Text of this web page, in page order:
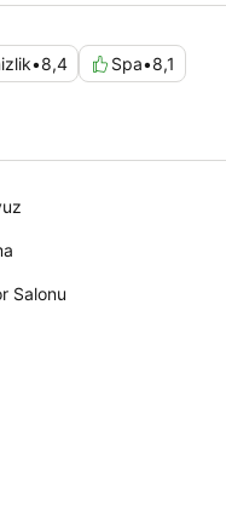
•8,4 Spa•8,1
Salonu